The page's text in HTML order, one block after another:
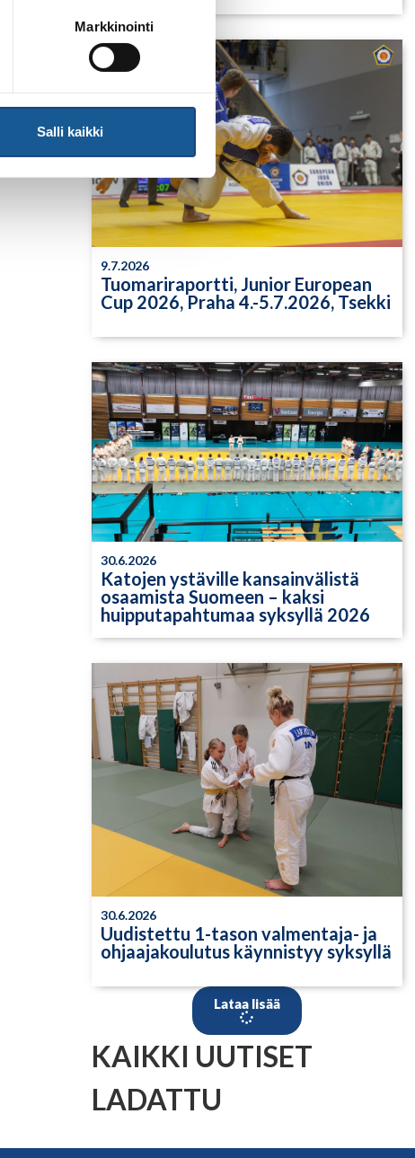
Markkinointi
Salli kaikki
9.7.2026
Tuomariraportti, Junior European
Cup 2026, Praha 4.-5.7.2026, Tsekki
30.6.2026
Katojen ystäville kansainvälistä
osaamista Suomeen – kaksi
huipputapahtumaa syksyllä 2026
30.6.2026
Uudistettu 1-tason valmentaja- ja
ohjaajakoulutus käynnistyy syksyllä
Lataa lisää
KAIKKI UUTISET
LADATTU